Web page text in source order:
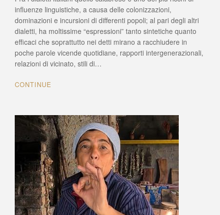
–
Chi
meglio
raccoglie
influenze linguistiche, a causa delle colonizzazioni,
dominazioni e incursioni di differenti popoli; al pari degli altri
dialetti, ha moltissime “espressioni” tanto sintetiche quanto
efficaci che soprattutto nei detti mirano a racchiudere in
poche parole vicende quotidiane, rapporti intergenerazionali,
relazioni di vicinato, stili di…
CONTINUE